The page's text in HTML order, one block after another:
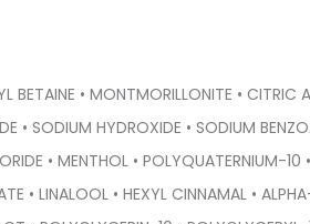
BETAINE • MONTMORILLONITE • CITRIC
• SODIUM HYDROXIDE • SODIUM
• MENTHOL • POLYQUATERNIUM-10 •
• LINALOOL • HEXYL CINNAMAL •